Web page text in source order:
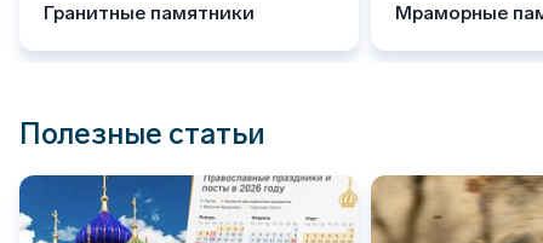
Гранитные памятники Мраморные
Полезные статьи